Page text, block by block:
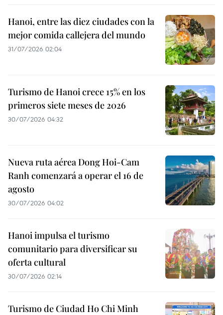
Hanoi, entre las diez ciudades con la
mejor comida callejera del mundo
31/07/2026 02:04
Turismo de Hanoi crece 15% en los
primeros siete meses de 2026
30/07/2026 04:32
Nueva ruta aérea Dong Hoi-Cam
Ranh comenzará a operar el 16 de
agosto
30/07/2026 04:02
Hanoi impulsa el turismo
comunitario para diversificar su
oferta cultural
30/07/2026 02:14
Turismo de Ciudad Ho Chi Minh